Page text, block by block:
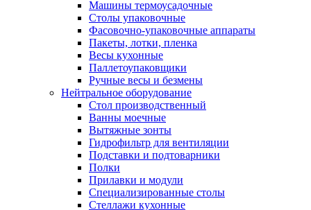
Машины термоусадочные
Столы упаковочные
Фасовочно-упаковочные аппараты
Пакеты, лотки, пленка
Весы кухонные
Паллетоупаковщики
Ручные весы и безмены
Нейтральное оборудование
Cтол производственный
Ванны моечные
Вытяжные зонты
Гидрофильтр для вентиляции
Подставки и подтоварники
Полки
Прилавки и модули
Специализированные столы
Стеллажи кухонные